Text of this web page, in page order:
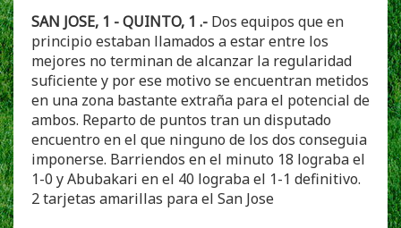
SAN JOSE, 1 - QUINTO, 1 .- Dos equipos que en
principio estaban llamados a estar entre los
mejores no terminan de alcanzar la regularidad
suficiente y por ese motivo se encuentran metidos
en una zona bastante extraña para el potencial de
ambos. Reparto de puntos tran un disputado
encuentro en el que ninguno de los dos conseguia
imponerse. Barriendos en el minuto 18 lograba el
1-0 y Abubakari en el 40 lograba el 1-1 definitivo.
2 tarjetas amarillas para el San Jose